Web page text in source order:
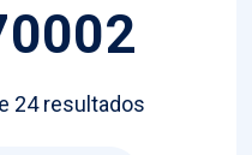
24 resultadosOrdenado